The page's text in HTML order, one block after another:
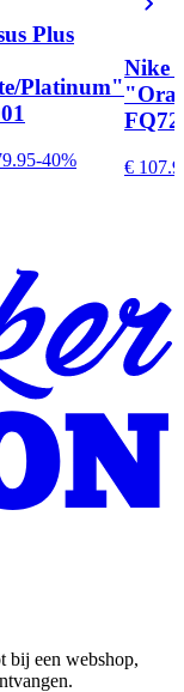
Plus
Platinum"
-40%
Nike
€
bij een webshop,